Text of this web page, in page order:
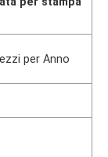
per Anno